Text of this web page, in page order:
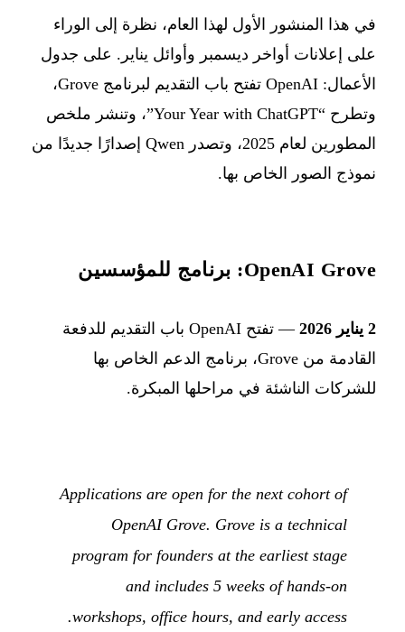
في هذا المنشور الأول لهذا العام، نظرة إلى الوراء
على إعلانات أواخر ديسمبر وأوائل يناير. على جدول
الأعمال: OpenAI تفتح باب التقديم لبرنامج Grove،
وتطرح “Your Year with ChatGPT”، وتنشر ملخص
المطورين لعام 2025، وتصدر Qwen إصدارًا جديدًا من
نموذج الصور الخاص بها.
OpenAI Grove: برنامج للمؤسسين
2 يناير 2026
— تفتح OpenAI باب التقديم للدفعة
القادمة من Grove، برنامج الدعم الخاص بها
للشركات الناشئة في مراحلها المبكرة.
Applications are open for the next cohort of
OpenAI Grove. Grove is a technical
program for founders at the earliest stage
and includes 5 weeks of hands-on
workshops, office hours, and early access.